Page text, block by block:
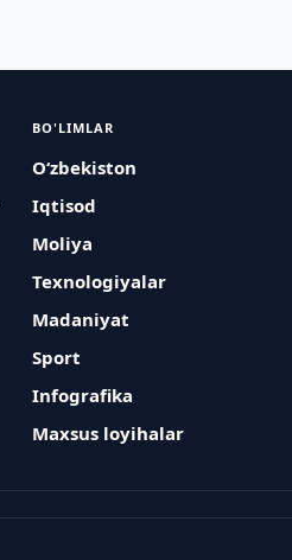
BO'LIMLAR
O‘zbekiston
Iqtisod
Moliya
Texnologiyalar
Madaniyat
Sport
Infografika
Maxsus loyihalar